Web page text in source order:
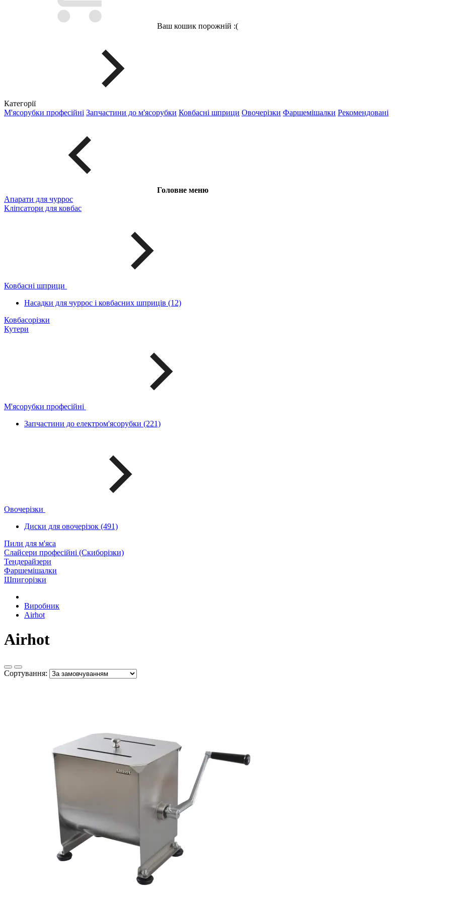
Ваш кошик порожній :(
Категорії
М'ясорубки професійні Запчастини до м'ясорубки Ковбасні шприци Овочерізки Фаршемішалки Рекомендовані
Головне меню
Апарати для чуррос
Кліпсатори для ковбас
Ковбасні шприци
Насадки для чуррос і ковбасних шприців (12)
Ковбасорізки
Кутери
М'ясорубки професійні
Запчастини до електром'ясорубки (221)
Овочерізки
Диски для овочерізок (491)
Пили для м'яса
Слайсери професійні (Скиборізки)
Тендерайзери
Фаршемішалки
Шпигорізки
Виробник
Airhot
Airhot
Сортування: